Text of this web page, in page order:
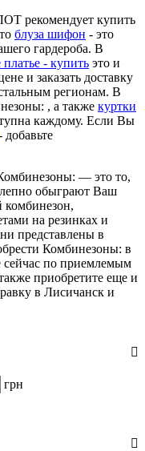
рекомендует купить
блуза шифон - это
гардероба. В
платье - купить это и
и заказать доставку
регионам. В
, а также куртки
каждому. Если Вы
добавьте
— это то,
обыграют Ваш
комбинезон,
на резинках и
представлены в
Комбинезоны: в
сейчас по приемлемым
приобретите еще и
в Лисичанск и
грн